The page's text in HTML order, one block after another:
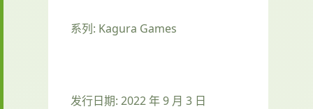
系列: Kagura Games
发行日期: 2022 年 9 月 3 日